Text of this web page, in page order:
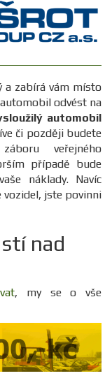
a zabírá vám místo
odvést na
automobil
či později budete
veřejného
případě bude
náklady. Navíc
vozidel, jste povinni
nad
, my se o vše